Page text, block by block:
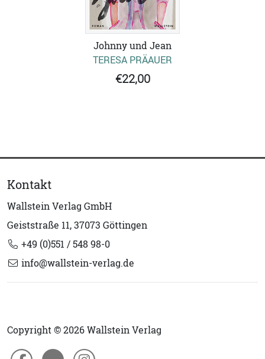
Johnny und Jean
TERESA PRÄAUER
€22,00
Kontakt
Wallstein Verlag GmbH
Geiststraße 11, 37073 Göttingen
+49 (0)551 / 548 98-0
info@wallstein-verlag.de
Copyright © 2026 Wallstein Verlag